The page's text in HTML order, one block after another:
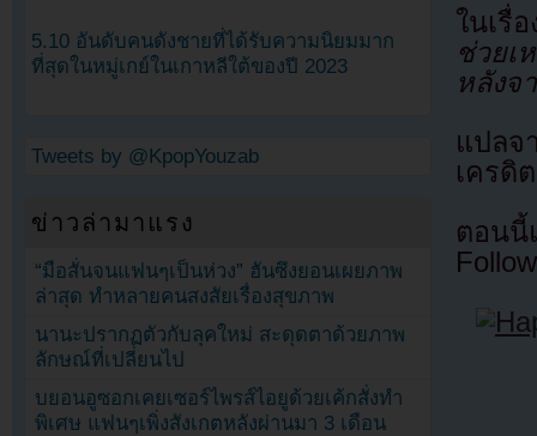
ในเ
ช่วยเ
หลังจ
แปล
เครดิ
ตอนนี้
5.10 อันดับคนดังชายที่ได้รับความนิยมมาก
ที่สุดในหมู่เกย์ในเกาหลีใต้ของปี 2023
Tweets by @KpopYouzab
ข่าวล่ามาแรง
“มือสั่นจนแฟนๆเป็นห่วง” ฮันซึงยอนเผยภาพ
ล่าสุด ทำหลายคนสงสัยเรื่องสุขภาพ
นานะปรากฏตัวกับลุคใหม่ สะดุดตาด้วยภาพ
ลักษณ์ที่เปลี่ยนไป
บยอนอูซอกเคยเซอร์ไพรส์ไอยูด้วยเค้กสั่งทำ
พิเศษ แฟนๆเพิ่งสังเกตหลังผ่านมา 3 เดือน